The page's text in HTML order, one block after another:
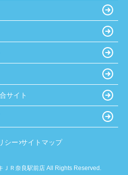
サイト
シー サイトマップ
ＪＲ奈良駅前店 All Rights Reserved.